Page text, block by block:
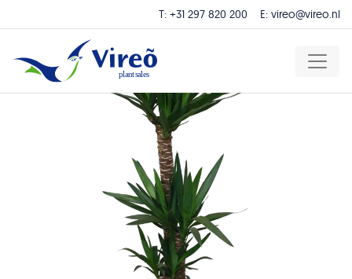
T: +31 297 820 200 E: vireo@vireo.nl